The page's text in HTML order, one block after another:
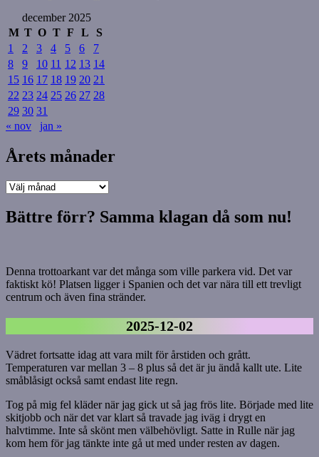
december 2025
M T O T F L
S
1
2 3 4 5 6
7
8
9 10 11 12 13 14
15 16 17 18 19 20 21
22 23 24 25 26 27 28
29 30 31
« nov
jan »
Årets månader
Årets
Bättre förr? Samma klagan då som nu!
Denna trottoarkant var det många som ville parkera vid. Det var
faktiskt kö! Platsen ligger i Spanien och det var nära till ett trevligt
centrum och även fina stränder.
2025-12-02
Vädret fortsatte idag att vara milt för årstiden och grått.
Temperaturen var mellan 3 – 8 plus så det är ju ändå kallt ute. Lite
småblåsigt också samt endast lite regn.
Tog på mig fel kläder när jag gick ut så jag frös lite. Började med lite
skitjobb och när det var klart så travade jag iväg i drygt en
halvtimme. Inte så skönt men välbehövligt. Satte in Rulle när jag
kom hem för jag tänkte inte gå ut med under resten av dagen.